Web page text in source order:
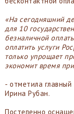
«На сегодняшний
для 10
безналичной
оплатить услуги
только упрощает
экономит время
- отметила
Ирина Рубан.
Постепенно